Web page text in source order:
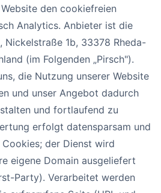
den cookiefreien
Analytics. Anbieter ist die
Nickelstraße 1b, 33378 Rheda-
(im Folgenden „Pirsch").
die Nutzung unserer Website
und unser Angebot dadurch
und fortlaufend zu
erfolgt datensparsam und
der Dienst wird
eigene Domain ausgeliefert
Party). Verarbeitet werden